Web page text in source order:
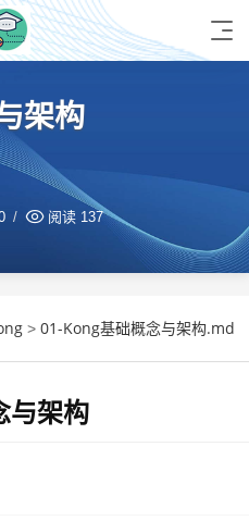
架构
阅读 137
> 01-Kong基础概念与架构.md
与架构